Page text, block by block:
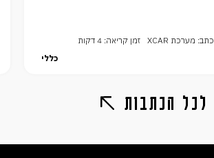
כתב: מערכת XCAR
זמן קריאה: 4 דקות
כללי
לכל הכתבות